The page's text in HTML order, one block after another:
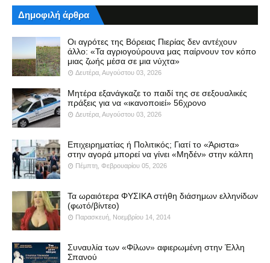
Δημοφιλή άρθρα
Οι αγρότες της Βόρειας Πιερίας δεν αντέχουν
άλλο: «Τα αγριογούρουνα μας παίρνουν τον κόπο
μιας ζωής μέσα σε μια νύχτα»
Δευτέρα, Αυγούστου 03, 2026
Μητέρα εξανάγκαζε το παιδί της σε σεξουαλικές
πράξεις για να «ικανοποιεί» 56χρονο
Δευτέρα, Αυγούστου 03, 2026
Επιχειρηματίας ή Πολιτικός; Γιατί το «Άριστα»
στην αγορά μπορεί να γίνει «Μηδέν» στην κάλπη
Πέμπτη, Φεβρουαρίου 05, 2026
Τα ωραιότερα ΦΥΣΙΚΑ στήθη διάσημων ελληνίδων
(φωτό/βίντεο)
Παρασκευή, Νοεμβρίου 14, 2014
Συναυλία των «Φίλων» αφιερωμένη στην Έλλη
Σπανού